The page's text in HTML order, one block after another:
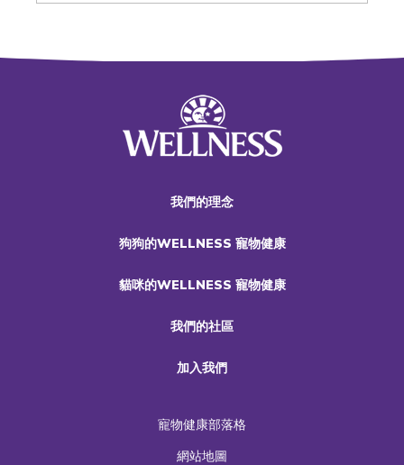
我們的理念
狗狗的WELLNESS 寵物健康
貓咪的WELLNESS 寵物健康
我們的社區
加入我們
寵物健康部落格
網站地圖